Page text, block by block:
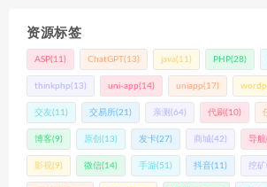
资源标签
ASP(11) ChatGPT(13) java(11) PHP(28)
thinkphp(13) uni-app(14) uniapp(17)
交友(11) 交易所(21) 亲测 (64) 代刷 (10)
博客(9) 原创 (13) 发卡(27) 商城(42) 导航
影视(9) 微信(14) 手游(51) 抖音(11) 挖矿